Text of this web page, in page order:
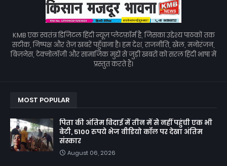
KMB एक स्वतंत्र डिजिटल हिंदी न्यूज़ प्लेटफ़ॉर्म है, जिसका उद्देश्य पाठकों तक
सटीक, निष्पक्ष और तेज़ खबरें पहुँचाना है। हम देश, राजनीति, खेल, मनोरंजन,
बिज़नेस, टेक्नोलॉजी और सामाजिक मुद्दों से जुड़ी खबरों को सरल हिंदी भाषा में
प्रस्तुत करते हैं।
MOST POPULAR
पिता की अंतिम विदाई में तीन में से नहीं पहुंची एक भी
बेटी, 5100 रुपये भेज वीडियो कॉल पर देखा अंतिम
संस्कार
August 06, 2026